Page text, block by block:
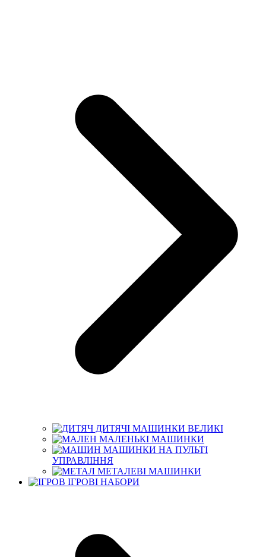
ДИТЯЧІ МАШИНКИ ВЕЛИКІ
МАЛЕНЬКІ МАШИНКИ
МАШИНКИ НА ПУЛЬТІ
УПРАВЛІННЯ
МЕТАЛЕВІ МАШИНКИ
ІГРОВІ НАБОРИ